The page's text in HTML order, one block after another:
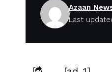
Last
Azaan